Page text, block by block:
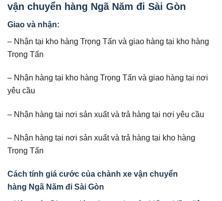
vận chuyển hàng Ngã Năm đi Sài Gòn
Giao và nhận:
– Nhận tại kho hàng Trọng Tấn và giao hàng tại kho hàng
Trọng Tấn
– Nhận hàng tại kho hàng Trọng Tấn và giao hàng tại nơi
yêu cầu
– Nhận hàng tại nơi sản xuất và trả hàng tại nơi yêu cầu
– Nhận hàng tại nơi sản xuất và trả hàng tại kho hàng
Trọng Tấn
Cách tính giá cước của chành xe vận chuyển
hàng Ngã Năm đi Sài Gòn